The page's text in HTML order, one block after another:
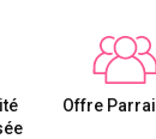
Offre